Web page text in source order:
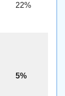
22%
5%